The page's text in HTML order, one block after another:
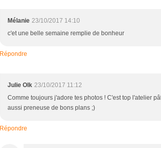
Mélanie 23/10/2017 14:10
c'et une belle semaine remplie de bonheur
Répondre
Julie Olk 23/10/2017 11:12
Comme toujours j'adore tes photos ! C'est top l'atelier
aussi preneuse de bons plans ;)
Répondre